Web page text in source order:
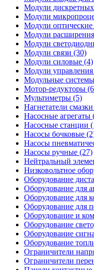
Модули
Модули
Модули оптические
Модули
Модули
Модули связи (30)
Модули силовые (4)
Модули
Модульные
Мотор-редукторы
Мультиметры (5)
Нагнетатели
Насосные агрегаты
Насосные станции
Насосы бочковые
Насосы
Насосы ручные (27)
Нейтральный
Низковольтное
Оборудование
Оборудование для
Оборудование для
Оборудование для
Оборудование и
Оборудование
Оборудование
Оборудование
Ограничители
Ограничители